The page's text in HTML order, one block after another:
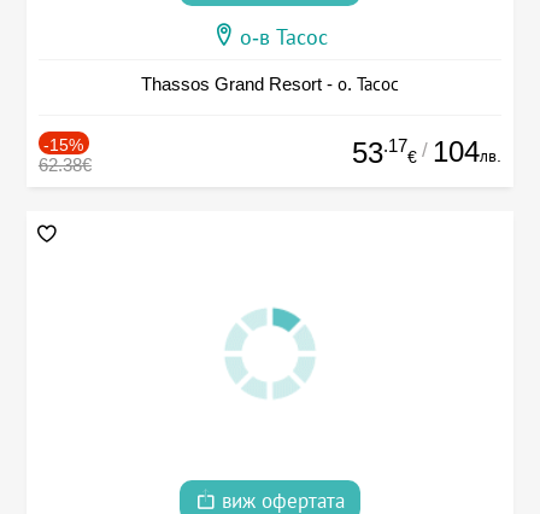
о-в Тасос
Thassos Grand Resort - о. Тасос
-15%
62.38€ 53.17
€ / 104лв.
виж офертата